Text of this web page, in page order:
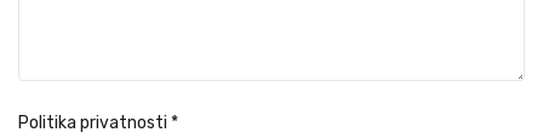
Politika privatnosti *